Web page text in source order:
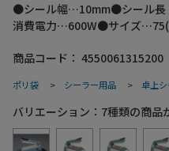
●シール幅…10mm●シール
消費電力…600W●サイズ
アルミ蒸着袋もしっかりシー
商品コード： 4550061315200
ポリ袋 > シーラー用品 > 卓上
バリエーション： 7種類の商品